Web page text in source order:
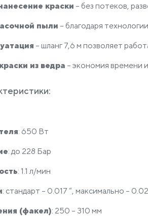
краски – без потеков,
пыли – благодаря
– шланг 7,6 м позволяет
из ведра – экономия времени
: 650 Вт
: до 228 Бар
: 1.1 л/мин
: стандарт – 0.017 “, максимально –
(факел): 250 – 310 мм